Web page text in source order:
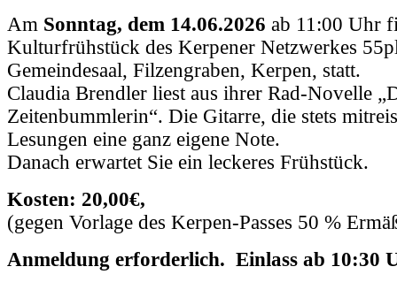
Am Sonntag, dem 14.06.2026 ab 11:00 Uhr
Kulturfrühstück des Kerpener Netzwerkes
Gemeindesaal, Filzengraben, Kerpen, statt.
Claudia Brendler liest aus ihrer Rad-Novelle
Zeitenbummlerin“. Die Gitarre, die stets
Lesungen eine ganz eigene Note.
Danach erwartet Sie ein leckeres Frühstück.
Kosten: 20,00€,
(gegen Vorlage des Kerpen-Passes 50 %
Anmeldung erforderlich. Einlass ab 10:30